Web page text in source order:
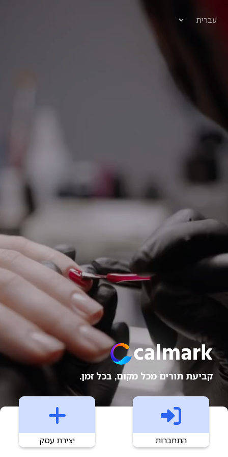
קביעת תורים מכל מקום, בכל זמן.
התחברות יצירת עסק